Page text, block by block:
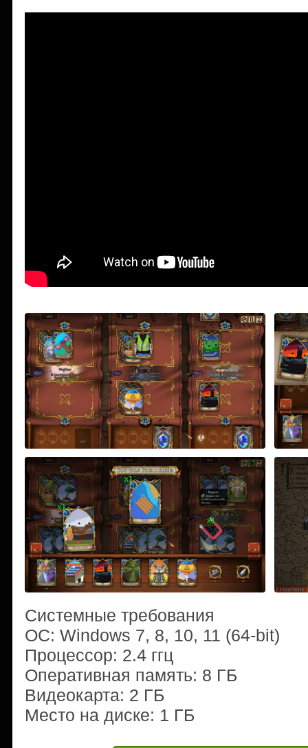
Системные требования
ОС: Windows 7, 8, 10, 11 (64-bit)
Процессор: 2.4 ггц
Оперативная память: 8 ГБ
Видеокарта: 2 ГБ
Место на диске: 1 ГБ